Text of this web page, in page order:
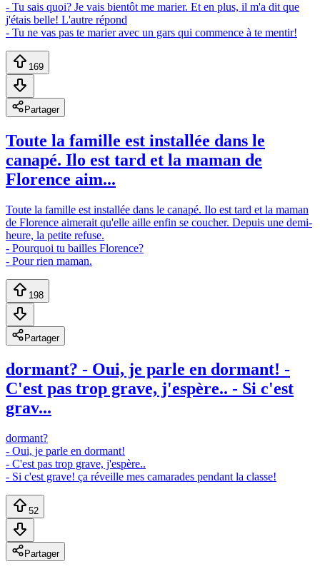
- Tu sais quoi? Je vais bientôt me marier. Et en plus, il m'a dit que
j'étais belle! L'autre répond
- Tu ne vas pas te marier avec un gars qui commence à te mentir!
169
Partager
Toute la famille est installée dans le
canapé. Ilo est tard et la maman de
Florence aim...
Toute la famille est installée dans le canapé. Ilo est tard et la maman
de Florence aimerait qu'elle aille enfin se coucher. Depuis une demi-
heure, la petite refuse.
- Pourquoi tu bailles Florence?
- Pour rien maman.
198
Partager
dormant? - Oui, je parle en dormant! -
C'est pas trop grave, j'espère.. - Si c'est
grav...
dormant?
- Oui, je parle en dormant!
- C'est pas trop grave, j'espère..
- Si c'est grave! ça réveille mes camarades pendant la classe!
52
Partager